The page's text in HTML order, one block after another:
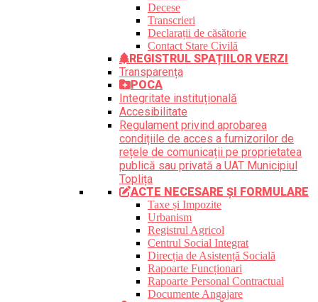
Decese
Transcrieri
Declarații de căsătorie
Contact Stare Civilă
REGISTRUL SPAȚIILOR VERZI
Transparența
POCA
Integritate instituțională
Accesibilitate
Regulament privind aprobarea
condițiile de acces a furnizorilor de
rețele de comunicații pe proprietatea
publică sau privată a UAT Municipiul
Toplița
ACTE NECESARE ȘI FORMULARE
Taxe și Impozite
Urbanism
Registrul Agricol
Centrul Social Integrat
Direcția de Asistență Socială
Rapoarte Funcționari
Rapoarte Personal Contractual
Documente Angajare